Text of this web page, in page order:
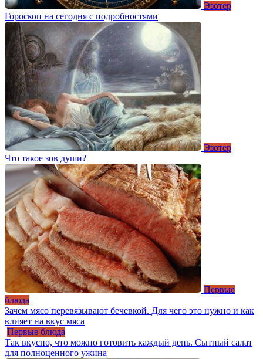
Эзотер
Гороскоп на сегодня с подробностями
Эзотер
Что такое зов души?
Первые
блюда
Зачем мясо перевязывают бечевкой. Для чего это нужно и как
влияет на вкус мяса
Первые блюда
Так вкусно, что можно готовить каждый день. Сытный салат
для полноценного ужина